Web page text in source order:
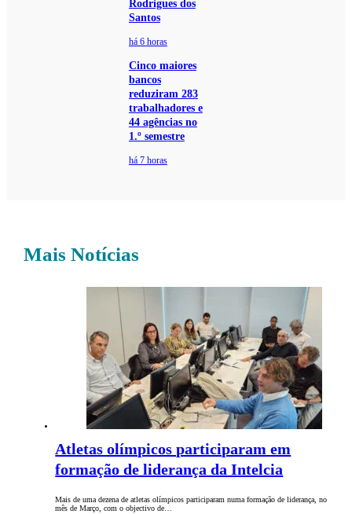
Rodrigues dos
Santos
há 6 horas
Cinco maiores
bancos
reduziram 283
trabalhadores e
44 agências no
1.º semestre
há 7 horas
Mais Notícias
Atletas olímpicos participaram em
formação de liderança da Intelcia
Mais de uma dezena de atletas olímpicos participaram numa formação de liderança, no
mês de Março, com o objectivo de…